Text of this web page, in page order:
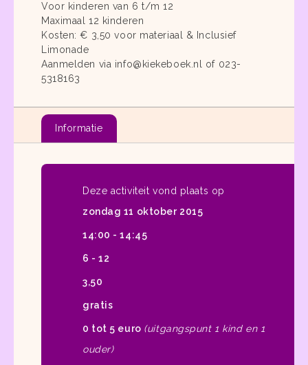
Voor kinderen van 6 t/m 12
Maximaal 12 kinderen
Kosten: € 3,50 voor materiaal & Inclusief
Limonade
Aanmelden via info@kiekeboek.nl of 023-
5318163
Informatie
Deze activiteit vond plaats op
zondag 11 oktober 2015
14:00 - 14:45
6 - 12
3,50
gratis
0 tot 5 euro (uitgangspunt 1 kind en 1
ouder)